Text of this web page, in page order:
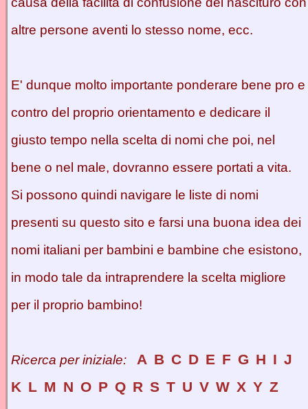
altre persone aventi lo stesso nome, ecc.
E' dunque molto importante ponderare bene pro e
contro del proprio orientamento e dedicare il
giusto tempo nella scelta di nomi che poi, nel
bene o nel male, dovranno essere portati a vita.
Si possono quindi navigare le liste di nomi
presenti su questo sito e farsi una buona idea dei
nomi italiani per bambini e bambine che esistono,
in modo tale da intraprendere la scelta migliore
per il proprio bambino!
Ricerca per iniziale: A B C D E F G H I J
K L M N O P Q R S T U V W X Y Z